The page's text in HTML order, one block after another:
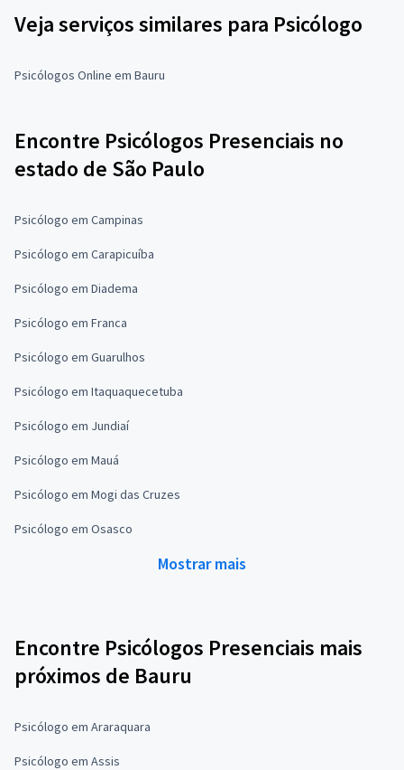
Veja serviços similares para Psicólogo
Psicólogos Online em Bauru
Encontre Psicólogos Presenciais no
estado de São Paulo
Psicólogo em Campinas
Psicólogo em Carapicuíba
Psicólogo em Diadema
Psicólogo em Franca
Psicólogo em Guarulhos
Psicólogo em Itaquaquecetuba
Psicólogo em Jundiaí
Psicólogo em Mauá
Psicólogo em Mogi das Cruzes
Psicólogo em Osasco
Mostrar mais
Encontre Psicólogos Presenciais mais
próximos de Bauru
Psicólogo em Araraquara
Psicólogo em Assis